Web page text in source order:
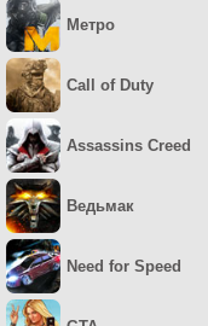
Метро
Call of Duty
Assassins Creed
Ведьмак
Need for Speed